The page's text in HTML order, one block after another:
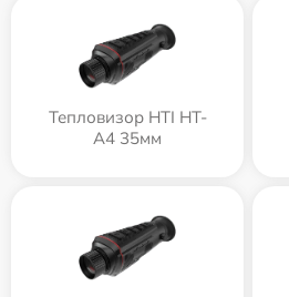
Тепловизор HTI HT-
A4 35мм